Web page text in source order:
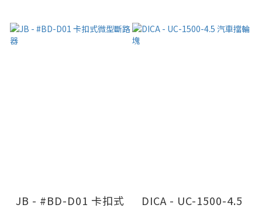
JB - #BD-D01 卡扣式
DICA - UC-1500-4.5